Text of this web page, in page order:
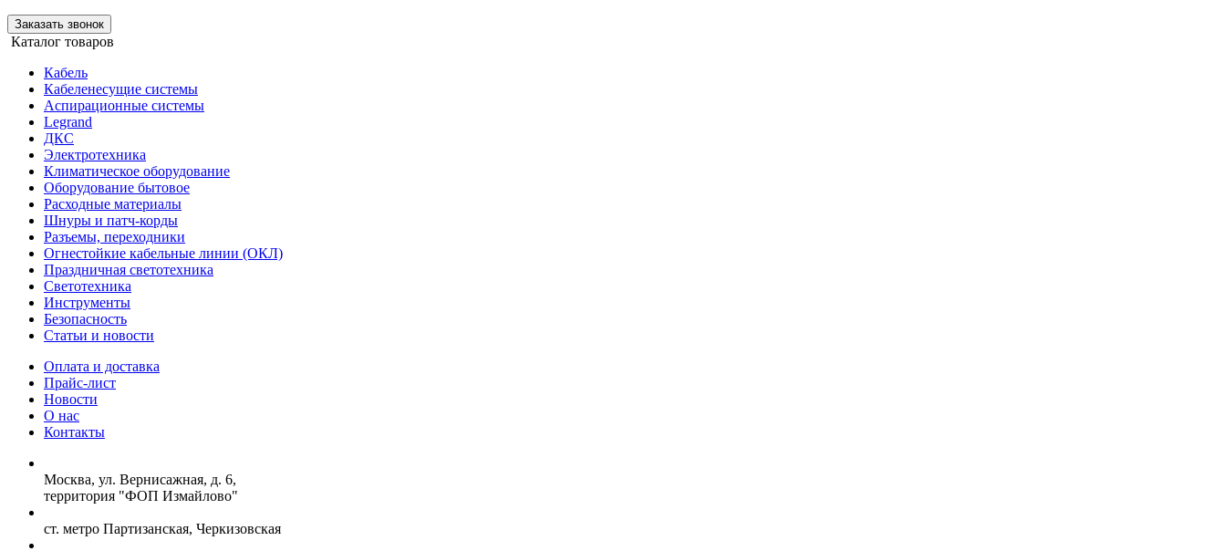
Заказать звонок
Каталог товаров
Кабель
Кабеленесущие системы
Аспирационные системы
Legrand
ДКС
Электротехника
Климатическое оборудование
Оборудование бытовое
Расходные материалы
Шнуры и патч-корды
Разъемы, переходники
Огнестойкие кабельные линии (ОКЛ)
Праздничная светотехника
Светотехника
Инструменты
Безопасность
Статьи и новости
Оплата и доставка
Прайс-лист
Новости
О нас
Контакты
Москва, ул. Вернисажная, д. 6,
территория "ФОП Измайлово"
ст. метро Партизанская, Черкизовская